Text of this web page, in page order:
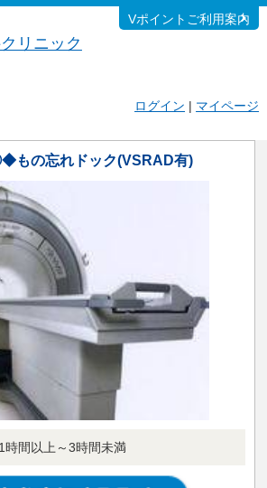
リニック
Vポイントご利用案内
ログイン | マイページ
もの忘れドック(VSRAD有)
1時間以上～3時間未満